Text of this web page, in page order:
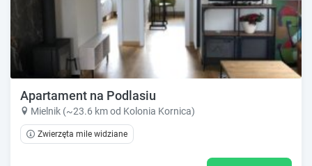
Apartament na Podlasiu
Mielnik (~23.6 km od Kolonia Kornica)
Zwierzęta mile widziane